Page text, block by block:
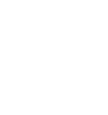
não pode deixar de
para conhecer
Sol, o Penápolis
Folclore. Dentre
ainda a